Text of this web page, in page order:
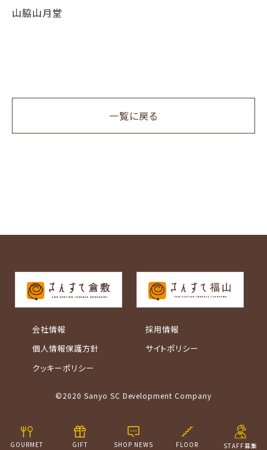
GOURMET GIFT SHOP NEWS FLOOR STAFF募集
山脇山月堂
一覧に戻る
会社情報
個人情報保護方針
クッキーポリシー
採用情報
サイトポリシー
©2020 Sanyo SC Development Company